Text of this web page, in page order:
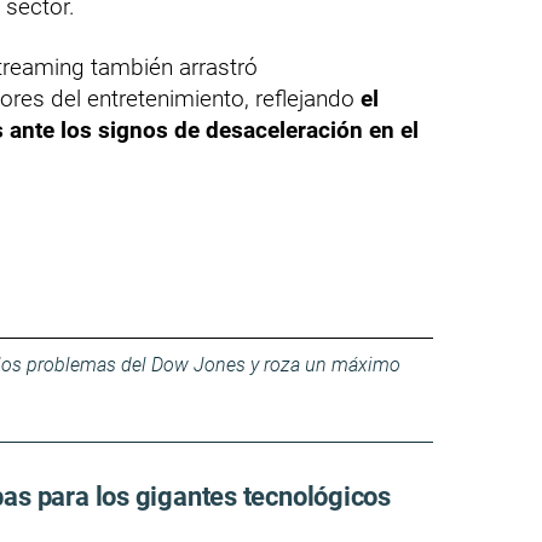
también arrastró
del entretenimiento, reflejando el
los signos de desaceleración en el
problemas del Dow Jones y roza un máximo
para los gigantes tecnológicos